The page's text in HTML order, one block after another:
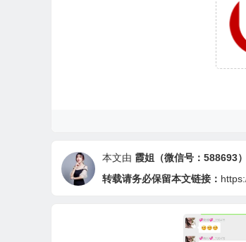
本文由 霞姐（微信号：588693）
转载请务必保留本文链接：